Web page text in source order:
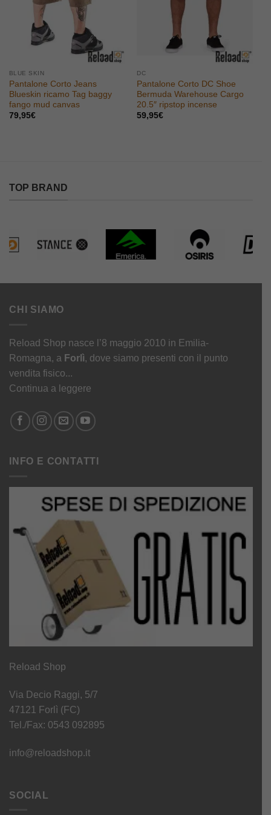
BLUE SKIN
Pantalone Corto Jeans
Blueskin ricamo Tag baggy
fango mud canvas
79,95€
DC
Pantalone Corto DC Shoe
Bermuda Warehouse Cargo
20.5″ ripstop incense
59,95€
TOP BRAND
CHI SIAMO
Reload Shop nasce l’8 maggio 2010 in Emilia-
Romagna, a Forlì, dove siamo presenti con il punto
vendita fisico...
Continua a leggere
INFO E CONTATTI
Reload Shop
Via Decio Raggi, 5/7
47121 Forlì (FC)
Tel./Fax: 0543 092895
info@reloadshop.it
SOCIAL